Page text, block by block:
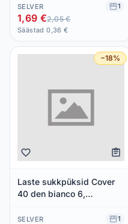
SELVER 1
1,69 €2,05 €
Säästad 0,36 €
−18%
Laste sukkpüksid Cover
40 den bianco 6,
SELVER 1